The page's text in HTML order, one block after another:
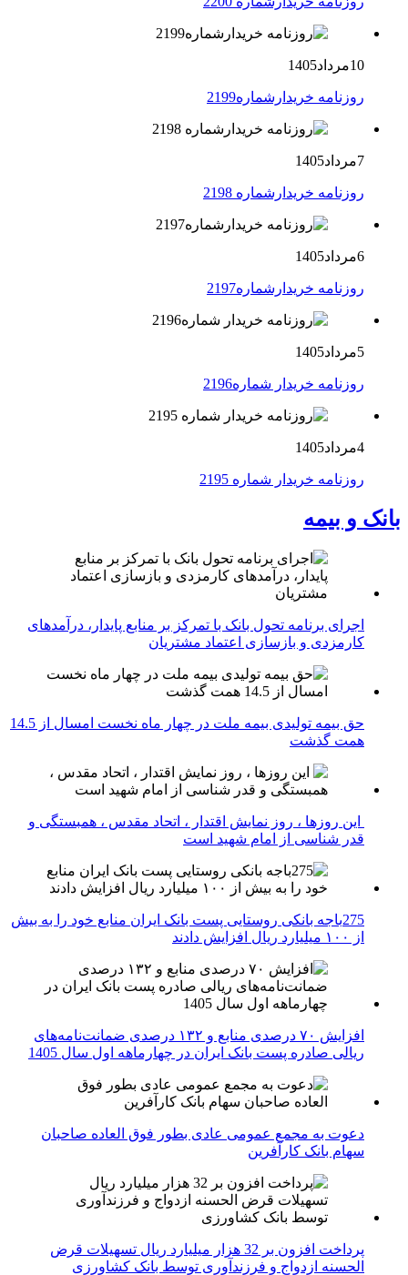
10مرداد1405
روزنامه خریدارشماره2199
7مرداد1405
روزنامه خریدارشماره 2198
6مرداد1405
روزنامه خریدارشماره2197
5مرداد1405
روزنامه خریدار شماره2196
4مرداد1405
روزنامه خریدار شماره 2195
بانک و بیمه
اجرای برنامه تحول بانک با تمرکز بر منابع پایدار، درآمدهای
کارمزدی و بازسازی اعتماد مشتریان
حق بیمه تولیدی بیمه ملت در چهار ماه نخست امسال از 14.5
همت گذشت
این روزها ، روز نمایش اقتدار ، اتحاد مقدس ، همبستگی و
قدر شناسی از امام شهید است
275باجه بانکی روستایی پست بانک ایران منابع خود را به بیش
از ۱۰۰ میلیارد ریال افزایش دادند
افزایش ۷۰ درصدی منابع و ۱۳۲ درصدی ضمانت‌نامه‌های
ریالی صادره پست بانک ایران در چهارماهه اول سال 1405
دعوت به مجمع عمومی عادی بطور فوق العاده صاحبان
سهام بانک کارآفرین
پرداخت افزون بر 32 هزار میلیارد ریال تسهیلات قرض
الحسنه ازدواج و فرزندآوری توسط بانک کشاورزی